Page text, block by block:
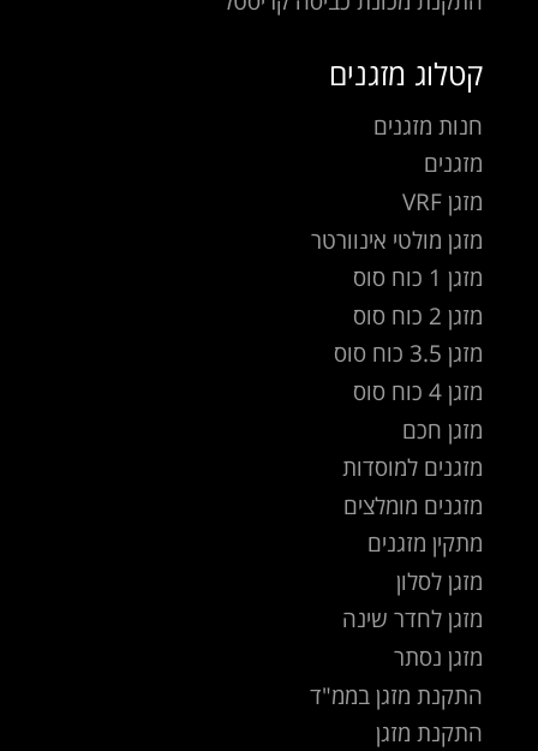
קטלוג מזגנים
חנות מזגנים
מזגנים
מזגן VRF
מזגן מולטי אינוורטר
מזגן 1 כוח סוס
מזגן 2 כוח סוס
מזגן 3.5 כוח סוס
מזגן 4 כוח סוס
מזגן חכם
מזגנים למוסדות
מזגנים מומלצים
מתקין מזגנים
מזגן לסלון
מזגן לחדר שינה
מזגן נסתר
התקנת מזגן בממ"ד
התקנת מזגן